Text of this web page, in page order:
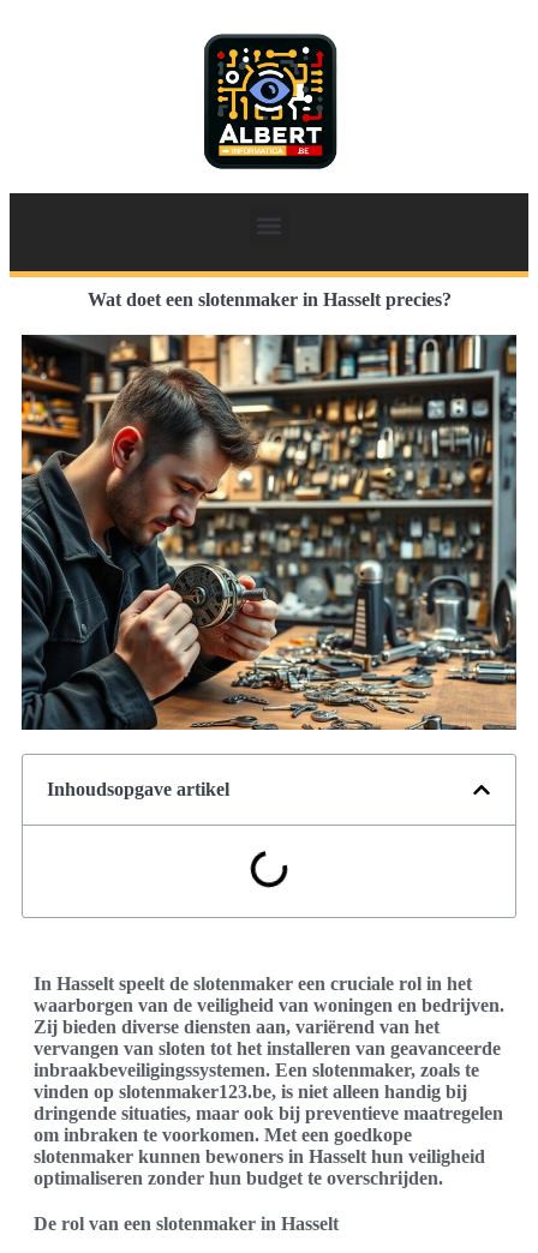
Wat doet een slotenmaker in Hasselt precies?
Inhoudsopgave artikel
In Hasselt speelt de slotenmaker een cruciale rol in het
waarborgen van de veiligheid van woningen en bedrijven.
Zij bieden diverse diensten aan, variërend van het
vervangen van sloten tot het installeren van geavanceerde
inbraakbeveiligingssystemen. Een slotenmaker, zoals te
vinden op slotenmaker123.be, is niet alleen handig bij
dringende situaties, maar ook bij preventieve maatregelen
om inbraken te voorkomen. Met een goedkope
slotenmaker kunnen bewoners in Hasselt hun veiligheid
optimaliseren zonder hun budget te overschrijden.
De rol van een slotenmaker in Hasselt